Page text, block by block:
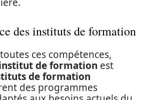
des instituts de formation
ces compétences,
de formation est
de formation
des programmes